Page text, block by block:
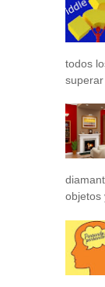
todos
superar
objetos